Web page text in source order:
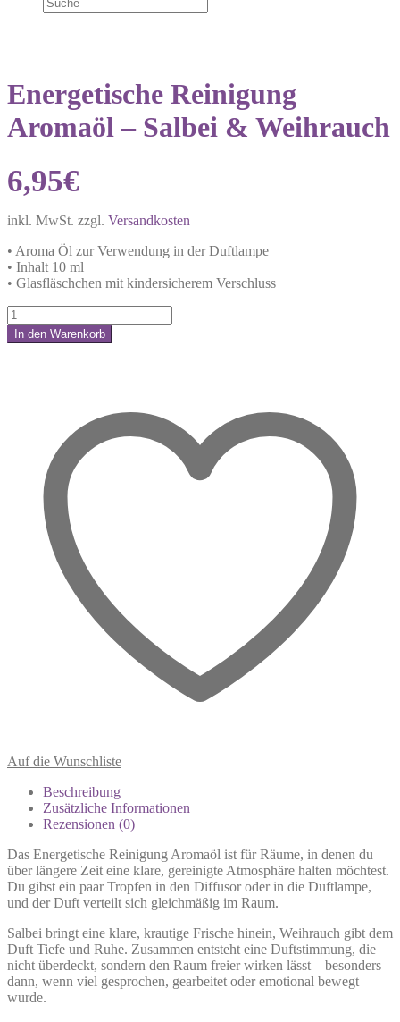
Energetische Reinigung
Aromaöl – Salbei & Weihrauch
6,95€
inkl. MwSt. zzgl. Versandkosten
• Aroma Öl zur Verwendung in der Duftlampe
• Inhalt 10 ml
• Glasfläschchen mit kindersicherem Verschluss
Energetische
Reinigung
Aromaöl
In den Warenkorb
Auf die Wunschliste
Beschreibung
Zusätzliche Informationen
Rezensionen (0)
Das Energetische Reinigung Aromaöl ist für Räume, in denen du
über längere Zeit eine klare, gereinigte Atmosphäre halten möchtest.
Du gibst ein paar Tropfen in den Diffusor oder in die Duftlampe,
und der Duft verteilt sich gleichmäßig im Raum.
Salbei bringt eine klare, krautige Frische hinein, Weihrauch gibt dem
Duft Tiefe und Ruhe. Zusammen entsteht eine Duftstimmung, die
nicht überdeckt, sondern den Raum freier wirken lässt – besonders
dann, wenn viel gesprochen, gearbeitet oder emotional bewegt
wurde.